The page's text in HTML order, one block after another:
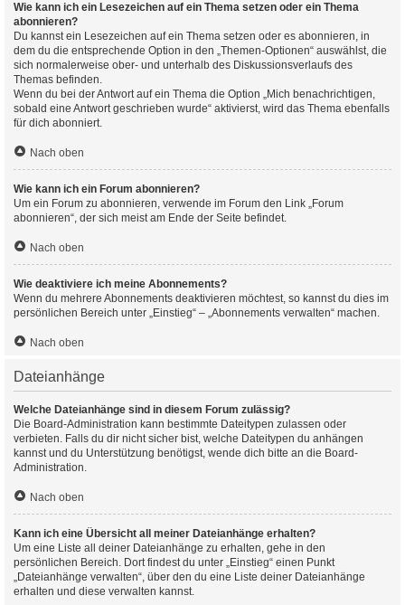
Wie kann ich ein Lesezeichen auf ein Thema setzen oder ein Thema
abonnieren?
Du kannst ein Lesezeichen auf ein Thema setzen oder es abonnieren, in
dem du die entsprechende Option in den „Themen-Optionen“ auswählst, die
sich normalerweise ober- und unterhalb des Diskussionsverlaufs des
Themas befinden.
Wenn du bei der Antwort auf ein Thema die Option „Mich benachrichtigen,
sobald eine Antwort geschrieben wurde“ aktivierst, wird das Thema ebenfalls
für dich abonniert.
Nach oben
Wie kann ich ein Forum abonnieren?
Um ein Forum zu abonnieren, verwende im Forum den Link „Forum
abonnieren“, der sich meist am Ende der Seite befindet.
Nach oben
Wie deaktiviere ich meine Abonnements?
Wenn du mehrere Abonnements deaktivieren möchtest, so kannst du dies im
persönlichen Bereich unter „Einstieg“ – „Abonnements verwalten“ machen.
Nach oben
Dateianhänge
Welche Dateianhänge sind in diesem Forum zulässig?
Die Board-Administration kann bestimmte Dateitypen zulassen oder
verbieten. Falls du dir nicht sicher bist, welche Dateitypen du anhängen
kannst und du Unterstützung benötigst, wende dich bitte an die Board-
Administration.
Nach oben
Kann ich eine Übersicht all meiner Dateianhänge erhalten?
Um eine Liste all deiner Dateianhänge zu erhalten, gehe in den
persönlichen Bereich. Dort findest du unter „Einstieg“ einen Punkt
„Dateianhänge verwalten“, über den du eine Liste deiner Dateianhänge
erhalten und diese verwalten kannst.